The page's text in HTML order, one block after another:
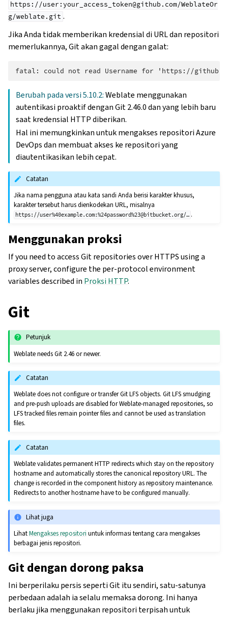
https://user:your_access_token@github.com/WeblateOr
g/weblate.git .
Jika Anda tidak memberikan kredensial di URL dan repositori
memerlukannya, Git akan gagal dengan galat:
Berubah pada versi 5.10.2:Weblate menggunakan
autentikasi proaktif dengan Git 2.46.0 dan yang lebih baru
saat kredensial HTTP diberikan.
Hal ini memungkinkan untuk mengakses repositori Azure
DevOps dan membuat akses ke repositori yang
diautentikasikan lebih cepat.
Catatan
Jika nama pengguna atau kata sandi Anda berisi karakter khusus,
karakter tersebut harus dienkodekan URL, misalnya
https://user%40example.com:%24password%23@bitbucket.org/… .
Menggunakan proksi
If you need to access Git repositories over HTTPS using a
proxy server, configure the per-protocol environment
variables described in Proksi HTTP.
Git
Petunjuk
Weblate needs Git 2.46 or newer.
Catatan
Weblate does not configure or transfer Git LFS objects. Git LFS smudging
and pre-push uploads are disabled for Weblate-managed repositories, so
LFS tracked files remain pointer files and cannot be used as translation
files.
Catatan
Weblate validates permanent HTTP redirects which stay on the repository
hostname and automatically stores the canonical repository URL. The
change is recorded in the component history as repository maintenance.
Redirects to another hostname have to be configured manually.
Lihat juga
LihatMengakses repositori untuk informasi tentang cara mengakses
berbagai jenis repositori.
Git dengan dorong paksa
Ini berperilaku persis seperti Git itu sendiri, satu-satunya
perbedaan adalah ia selalu memaksa dorong. Ini hanya
berlaku jika menggunakan repositori terpisah untuk